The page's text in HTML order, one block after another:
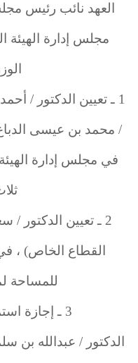
العهد نائب رئيس
مجلس إدارة الهيئة
1 ـ تعيين الدكتور /
/ محمد بن عيسى
في مجلس إدارة
2 ـ تعيين الدكتور
القطاع الخاص) ،
للمساحة
3 ـ إجازة استمرار عضوية كل من :
الدكتور / عبدالله بن